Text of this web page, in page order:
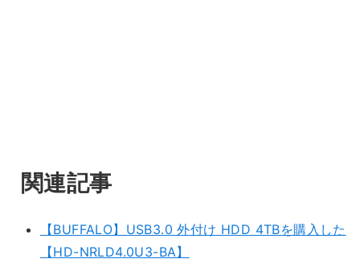
関連記事
【BUFFALO】USB3.0 外付け HDD 4TBを購入した
【HD-NRLD4.0U3-BA】